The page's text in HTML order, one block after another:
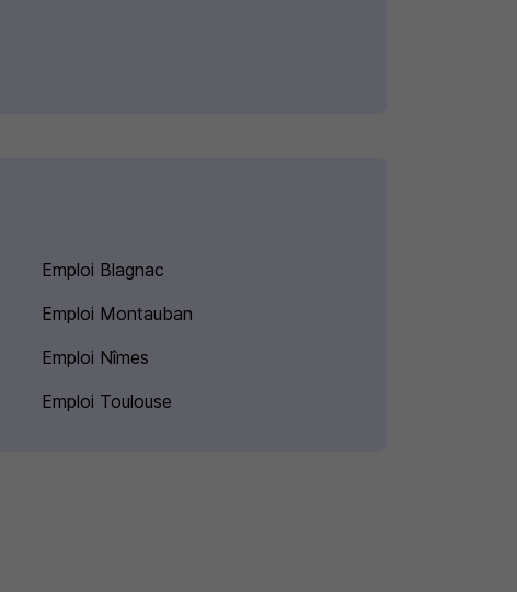
Emploi Blagnac
Emploi Montauban
Emploi Nîmes
Emploi Toulouse